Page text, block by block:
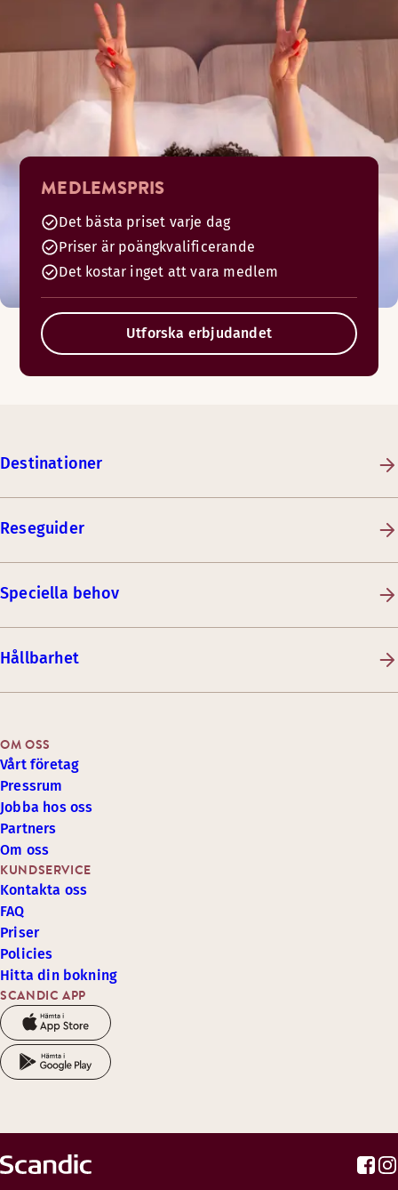
MEDLEMSPRIS
Det bästa priset varje dag
Priser är poängkvalificerande
Det kostar inget att vara medlem
Utforska erbjudandet
Destinationer
Reseguider
Speciella behov
Hållbarhet
SCANDIC APP
KUNDSERVICE
Kontakta oss
FAQ
Priser
Policies
Hitta din bokning
OM OSS
Vårt företag
Pressrum
Jobba hos oss
Partners
Om oss